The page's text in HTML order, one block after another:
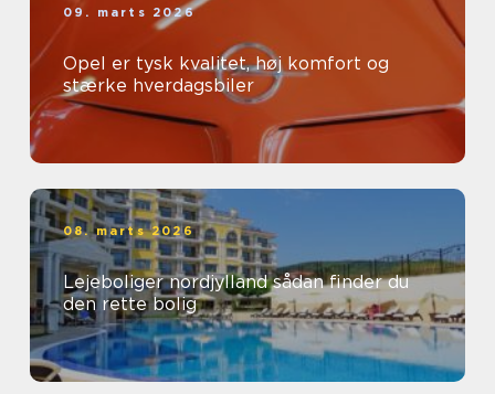
09. marts 2026
Opel er tysk kvalitet, høj komfort og
stærke hverdagsbiler
08. marts 2026
Lejeboliger nordjylland sådan finder du
den rette bolig